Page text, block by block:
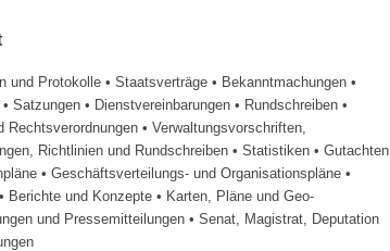
und Protokolle • Staatsverträge • Bekanntmachungen •
• Satzungen • Dienstvereinbarungen • Rundschreiben •
Rechtsverordnungen • Verwaltungsvorschriften,
Richtlinien und Rundschreiben • Statistiken • Gutachten
• Geschäftsverteilungs- und Organisationspläne •
• Berichte und Konzepte • Karten, Pläne und Geo-
und Pressemitteilungen • Senat, Magistrat, Deputation